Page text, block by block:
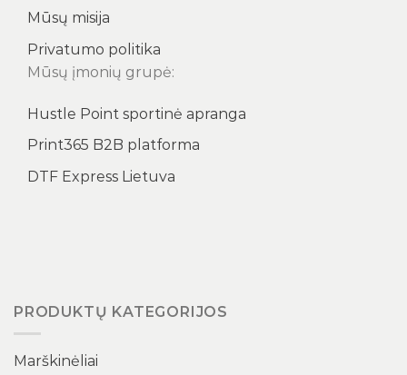
Mūsų misija
Privatumo politika
Mūsų įmonių grupė:
Hustle Point sportinė apranga
Print365 B2B platforma
DTF Express Lietuva
PRODUKTŲ KATEGORIJOS
Marškinėliai